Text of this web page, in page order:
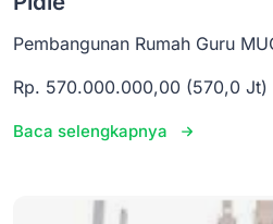
Pembangunan Rumah Guru
Rp. 570.000.000,00 (570,0 Jt)
Baca selengkapnya